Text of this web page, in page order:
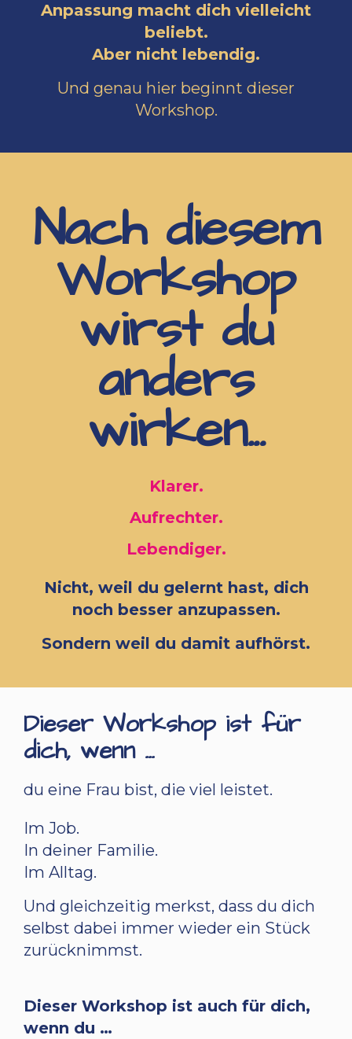
Anpassung macht dich vielleicht
beliebt.
Aber nicht lebendig.
Und genau hier beginnt dieser
Workshop.
Nach diesem
Workshop
wirst du
anders
wirken...
Klarer.
Aufrechter.
Lebendiger.
Nicht, weil du gelernt hast, dich
noch besser anzupassen.
Sondern weil du damit aufhörst.
Dieser Workshop ist für
dich, wenn …
du eine Frau bist, die viel leistet.
Im Job.
In deiner Familie.
Im Alltag.
Und gleichzeitig merkst, dass du dich
selbst dabei immer wieder ein Stück
zurücknimmst.
Dieser Workshop ist auch für dich,
wenn du …